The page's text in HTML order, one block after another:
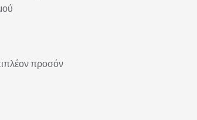
προσόν